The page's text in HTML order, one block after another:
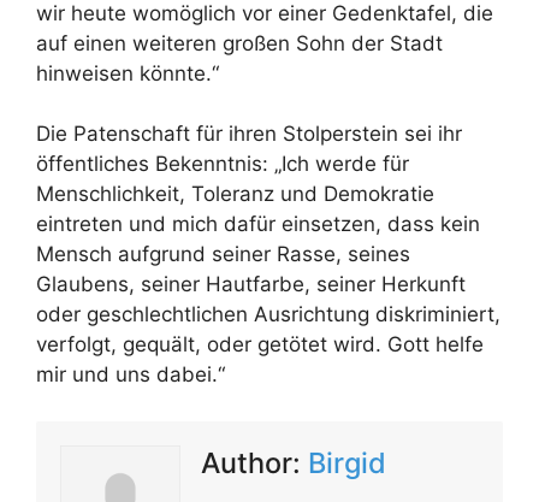
wir heute womöglich vor einer Gedenktafel, die
auf einen weiteren großen Sohn der Stadt
hinweisen könnte.“
Die Patenschaft für ihren Stolperstein sei ihr
öffentliches Bekenntnis: „Ich werde für
Menschlichkeit, Toleranz und Demokratie
eintreten und mich dafür einsetzen, dass kein
Mensch aufgrund seiner Rasse, seines
Glaubens, seiner Hautfarbe, seiner Herkunft
oder geschlechtlichen Ausrichtung diskriminiert,
verfolgt, gequält, oder getötet wird. Gott helfe
mir und uns dabei.“
Author: Birgid